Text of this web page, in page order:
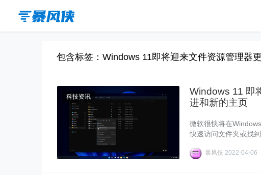
包含标签：Windows 11即将迎来文件资源管理器
科技资讯
Windows 11 即
进和新的主页
微软很快将在
快速访问文件夹或找
布。 暴风侠 2022-04-06